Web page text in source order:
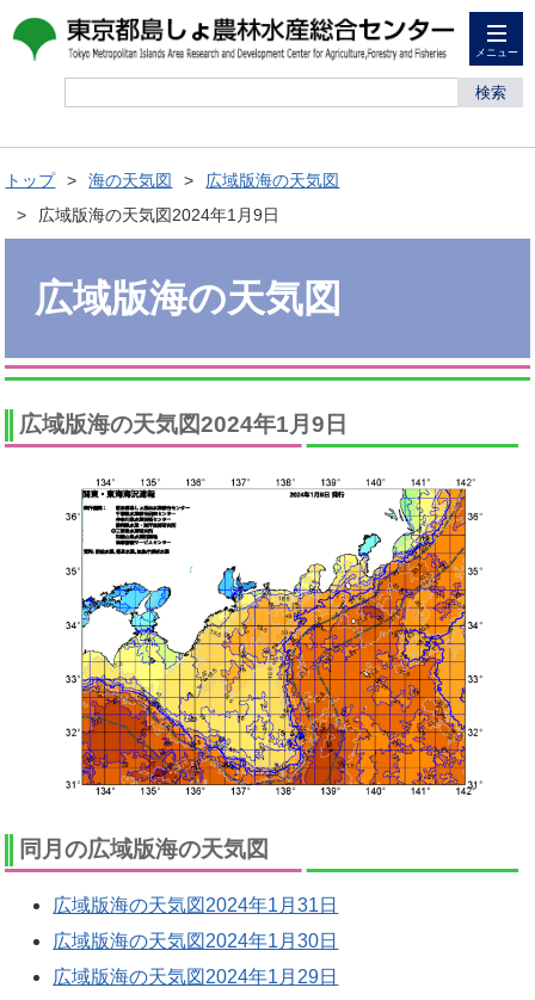
メニュー
検索
トップ 海の天気図
広域版海の天気図
広域版海の天気図2024年1月9日
広域版海の天気図
広域版海の天気図2024年1月9日
同月の広域版海の天気図
広域版海の天気図2024年1月31日
広域版海の天気図2024年1月30日
広域版海の天気図2024年1月29日